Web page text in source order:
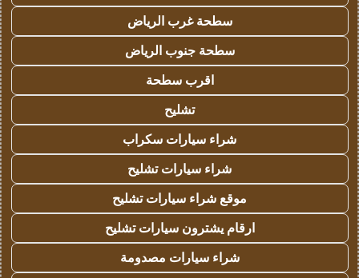
سطحة غرب الرياض
سطحة جنوب الرياض
اقرب سطحة
تشليح
شراء سيارات سكراب
شراء سيارات تشليح
موقع شراء سيارات تشليح
ارقام يشترون سيارات تشليح
شراء سيارات مصدومة